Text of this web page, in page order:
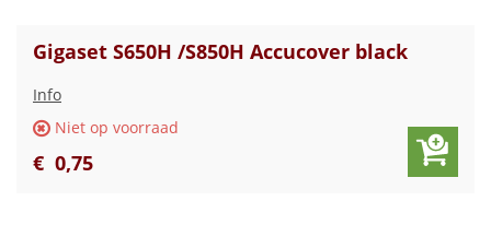
Gigaset S650H /S850H Accucover black
Info
Niet op voorraad
€ 0,75